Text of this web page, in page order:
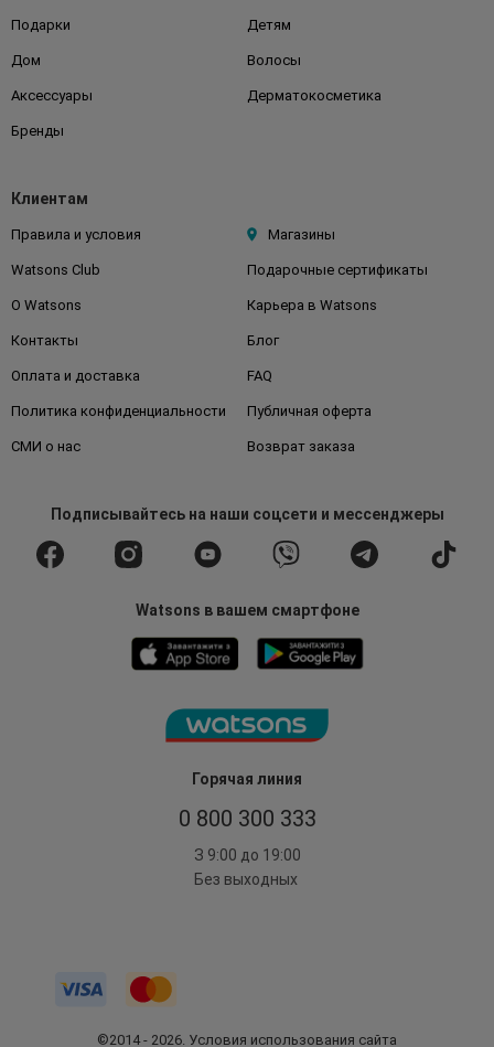
Горячая линия
0 800 300 333
З 9:00 до 19:00
Без выходных
Подарки Детям
Дом Волосы
Аксессуары Дерматокосметика
Бренды
Клиентам
Правила и условия Магазины
Watsons Club Подарочные сертификаты
О Watsons Карьера в Watsons
Контакты Блог
Оплата и доставка FAQ
Политика конфиденциальности Публичная оферта
СМИ о нас Возврат заказа
Подписывайтесьна наши соцсети и мессенджеры
Watsons в вашем смартфоне
©2014 - 2026. Условия использования сайта